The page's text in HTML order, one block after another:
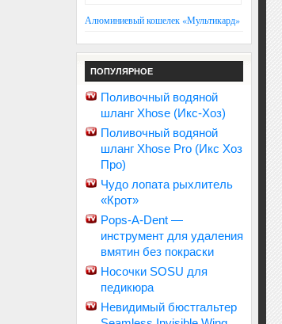
Алюминиевый кошелек «Мультикард»
ПОПУЛЯРНОЕ
Поливочный водяной
шланг Xhose (Икс-Хоз)
Поливочный водяной
шланг Xhose Pro (Икс Хоз
Про)
Чудо лопата рыхлитель
«Крот»
Pops-A-Dent —
инструмент для удаления
вмятин без покраски
Носочки SOSU для
педикюра
Невидимый бюстгальтер